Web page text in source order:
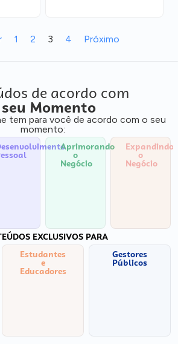
1 2 3 4 Próximo
de acordo com
seu Momento
tem para você de acordo com o seu
momento:
Aprimorando
o
Negócio
Expandindo
o
Negócio
EXCLUSIVOS PARA
Estudantes
e
Educadores
Gestores
Públicos